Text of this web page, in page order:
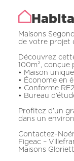
Maisons
de votre projet
Découvrez
100m²,
• Maison
• Économe en
• Conforme
• Bureau
Profitez d’un
dans un
Contactez-
Figeac –
Maisons